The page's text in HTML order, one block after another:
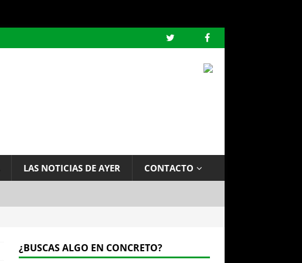
LAS NOTICIAS DE AYER CONTACTO
¿BUSCAS ALGO EN CONCRETO?